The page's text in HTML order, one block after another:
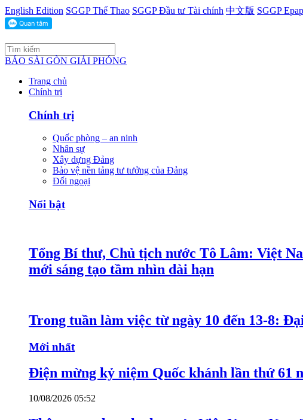
English Edition SGGP Thể Thao SGGP Đầu tư Tài chính 中文版 SGGP
BÁO SÀI GÒN GIẢI PHÓNG
Trang chủ
Chính trị
Chính trị
Quốc phòng – an ninh
Nhân sự
Xây dựng Đảng
Bảo vệ nền tảng tư tưởng của Đảng
Đối ngoại
Nổi bật
Tổng Bí thư, Chủ tịch nước Tô Lâm: Việt
mới sáng tạo tầm nhìn dài hạn
Trong tuần làm việc từ ngày 10 đến 13-8:
Mới nhất
Điện mừng kỷ niệm Quốc khánh lần thứ 61
10/08/2026 05:52